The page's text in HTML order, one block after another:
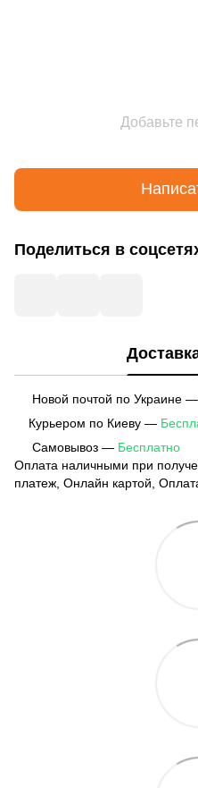
Добавьте
Поделиться в
Новой почтой по Украине —
Курьером по Киеву —
Самовывоз — Бесплатно
Оплата наличными при
платеж, Онлайн картой,